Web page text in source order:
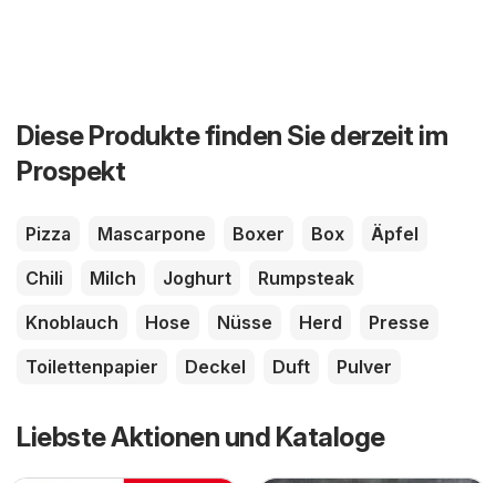
Diese Produkte finden Sie derzeit im
Prospekt
Pizza Mascarpone Boxer Box
Äpfel
Chili
Milch Joghurt
Rumpsteak
Knoblauch
Hose Nüsse Herd
Presse
Toilettenpapier
Deckel Duft Pulver
Liebste Aktionen und Kataloge